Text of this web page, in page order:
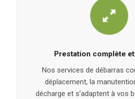
Prestation complète
Nos services de débarras
déplacement, la
décharge et s’adaptent à vos